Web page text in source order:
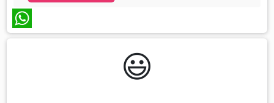
WhatsApp
😃️